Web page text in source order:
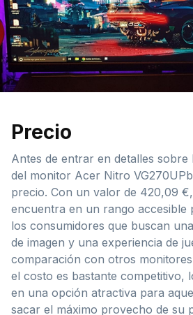
Precio
Antes de entrar en detalles sobre
del monitor Acer Nitro
precio. Con un valor de 420,09
encuentra en un rango accesible
los consumidores que buscan
de imagen y una experiencia de
comparación con otros monitores
el costo es bastante competitivo,
en una opción atractiva para
sacar el máximo provecho de su